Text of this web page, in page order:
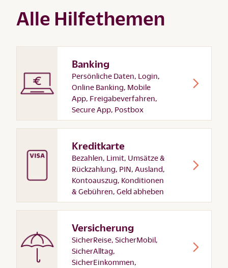
Alle Hilfethemen
Banking
Persönliche Daten, Login,
Online Banking, Mobile
App, Freigabeverfahren,
Secure App, Postbox
Kreditkarte
Bezahlen, Limit, Umsätze &
Rückzahlung, PIN, Ausland,
Kontoauszug, Konditionen
& Gebühren, Geld abheben
Versicherung
SicherReise, SicherMobil,
SicherAlltag,
SicherEinkommen,